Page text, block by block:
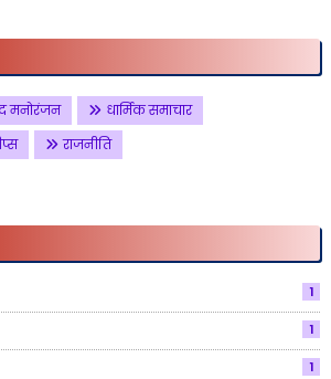
मनोरंजन
धार्मिक समाचार
राजनीति
1
1
1